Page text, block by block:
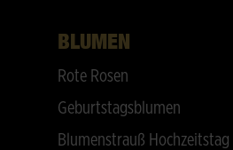
BLUMEN
Rote Rosen
Geburtstagsblumen
Blumenstrauß Hochzeitstag